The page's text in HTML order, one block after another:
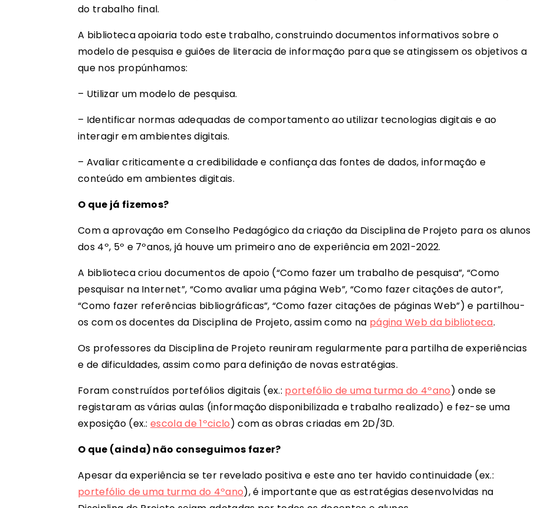
do trabalho final.
A biblioteca apoiaria todo este trabalho, construindo documentos informativos sobre o
modelo de pesquisa e guiões de literacia de informação para que se atingissem os objetivos a
que nos propúnhamos:
– Utilizar um modelo de pesquisa.
– Identificar normas adequadas de comportamento ao utilizar tecnologias digitais e ao
interagir em ambientes digitais.
– Avaliar criticamente a credibilidade e confiança das fontes de dados, informação e
conteúdo em ambientes digitais.
O que já fizemos?
Com a aprovação em Conselho Pedagógico da criação da Disciplina de Projeto para os alunos
dos 4º, 5º e 7ºanos, já houve um primeiro ano de experiência em 2021-2022.
A biblioteca criou documentos de apoio (“Como fazer um trabalho de pesquisa”, “Como
pesquisar na Internet”, “Como avaliar uma página Web”, “Como fazer citações de autor”,
“Como fazer referências bibliográficas”, “Como fazer citações de páginas Web”) e partilhou-
os com os docentes da Disciplina de Projeto, assim como na página Web da biblioteca.
Os professores da Disciplina de Projeto reuniram regularmente para partilha de experiências
e de dificuldades, assim como para definição de novas estratégias.
Foram construídos portefólios digitais (ex.: portefólio de uma turma do 4ºano) onde se
registaram as várias aulas (informação disponibilizada e trabalho realizado) e fez-se uma
exposição (ex.:escola de 1ºciclo) com as obras criadas em 2D/3D.
O que (ainda) não conseguimos fazer?
Apesar da experiência se ter revelado positiva e este ano ter havido continuidade (ex.:
portefólio de uma turma do 4ºano), é importante que as estratégias desenvolvidas na